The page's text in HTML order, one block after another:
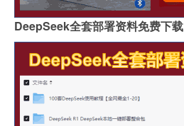
DeepSeek全套部署资料免费下载